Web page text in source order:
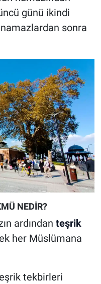
günü ikindi
namazlardan sonra
NEDİR?
ardından teşrik
her Müslümana
tekbirleri